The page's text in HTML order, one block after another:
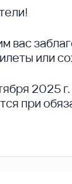
вас
или
при